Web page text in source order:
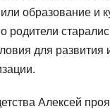
образование и
родители
для развития
Алексей